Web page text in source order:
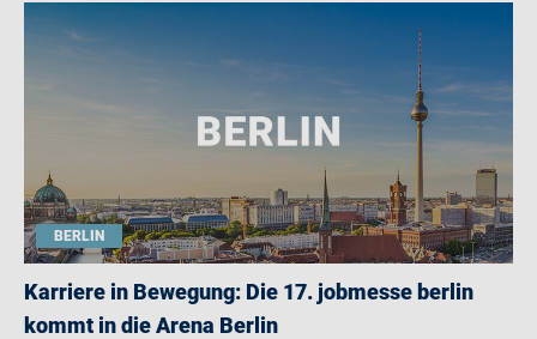
BERLIN
Karriere in Bewegung: Die 17. jobmesse berlin
kommt in die Arena Berlin